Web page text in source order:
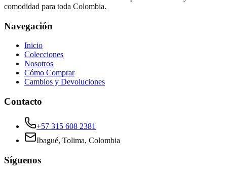
comodidad para toda Colombia.
Navegación
Inicio
Colecciones
Nosotros
Cómo Comprar
Cambios y Devoluciones
Contacto
+57 315 608 2381
Ibagué, Tolima, Colombia
Síguenos